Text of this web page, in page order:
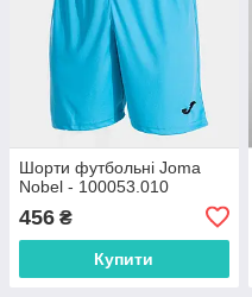
Шорти футбольні Joma
Nobel - 100053.010
456 ₴
Купити